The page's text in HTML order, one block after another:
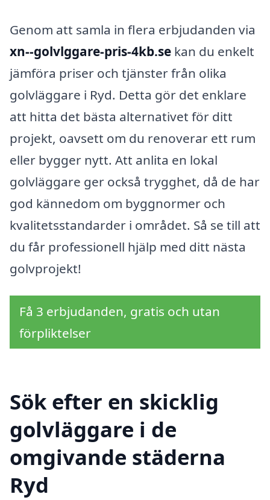
Genom att samla in flera erbjudanden via
xn--golvlggare-pris-4kb.se kan du enkelt
jämföra priser och tjänster från olika
golvläggare i Ryd. Detta gör det enklare
att hitta det bästa alternativet för ditt
projekt, oavsett om du renoverar ett rum
eller bygger nytt. Att anlita en lokal
golvläggare ger också trygghet, då de har
god kännedom om byggnormer och
kvalitetsstandarder i området. Så se till att
du får professionell hjälp med ditt nästa
golvprojekt!
Få 3 erbjudanden, gratis och utan
förpliktelser
Sök efter en skicklig
golvläggare i de
omgivande städerna
Ryd